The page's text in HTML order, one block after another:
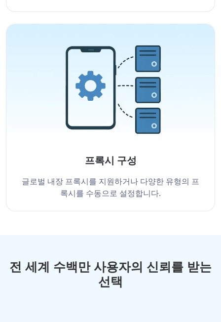
프록시 구성
글로벌 내장 프록시를 지원하거나 다양한 유형의 프
록시를 수동으로 설정합니다.
전 세계 수백만 사용자의 신뢰를 받는
선택